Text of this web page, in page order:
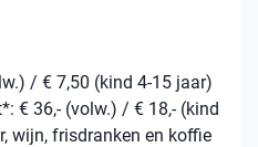
/ € 7,50 (kind 4-15 jaar)
€ 36,- (volw.) / € 18,- (kind
wijn, frisdranken en koffie